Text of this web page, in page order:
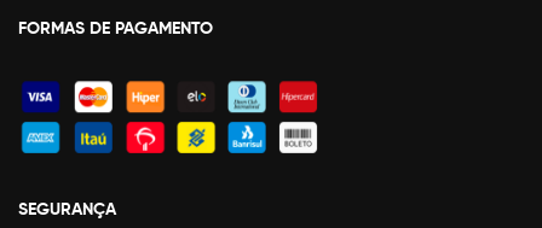
FORMAS DE PAGAMENTO
SEGURANÇA